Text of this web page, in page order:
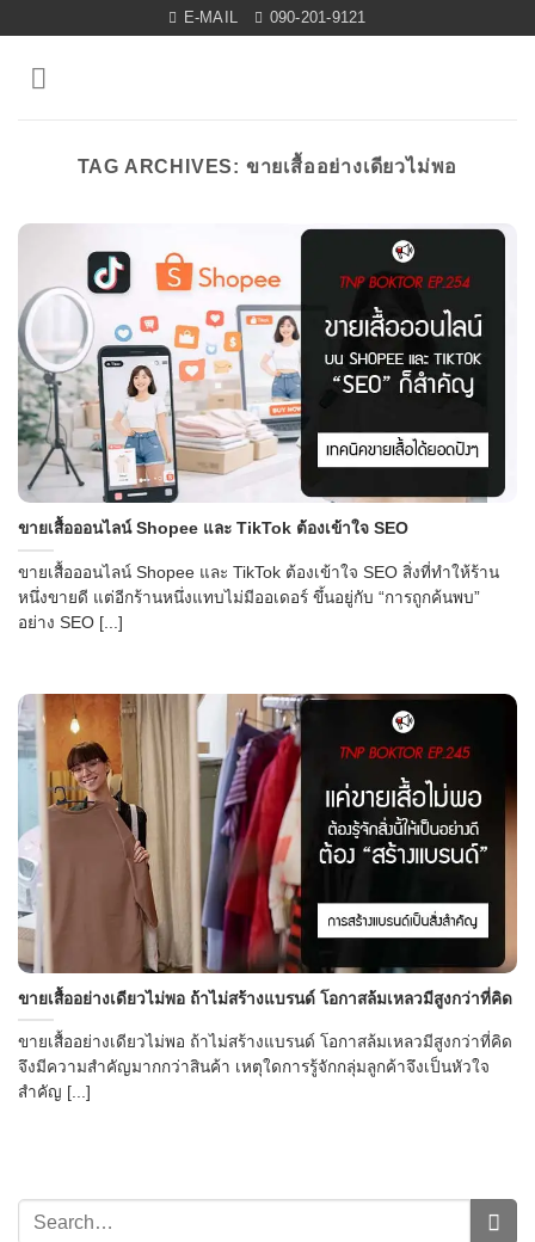
content
E-MAIL 090-201-9121
TAG ARCHIVES: ขายเสื้ออย่างเดียวไม่พอ
ขายเสื้อออนไลน์ Shopee และ TikTok ต้องเข้าใจ SEO
ขายเสื้อออนไลน์ Shopee และ TikTok ต้องเข้าใจ SEO สิ่งที่ทำให้ร้าน
หนึ่งขายดี แต่อีกร้านหนึ่งแทบไม่มีออเดอร์ ขึ้นอยู่กับ “การถูกค้นพบ”
อย่าง SEO [...]
ขายเสื้ออย่างเดียวไม่พอ ถ้าไม่สร้างแบรนด์ โอกาสล้มเหลวมีสูงกว่าที่คิด
ขายเสื้ออย่างเดียวไม่พอ ถ้าไม่สร้างแบรนด์ โอกาสล้มเหลวมีสูงกว่าที่คิด
จึงมีความสำคัญมากกว่าสินค้า เหตุใดการรู้จักกลุ่มลูกค้าจึงเป็นหัวใจ
สำคัญ [...]